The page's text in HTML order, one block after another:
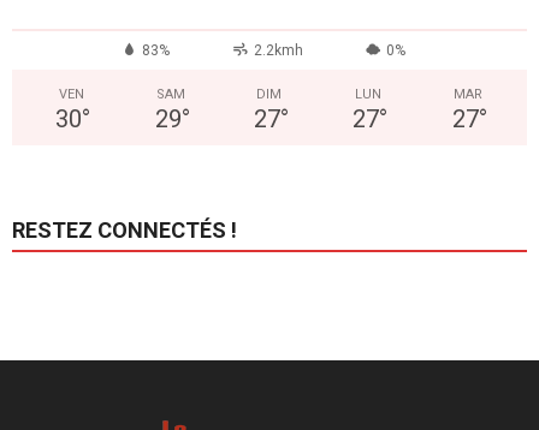
83% 2.2kmh 0%
VEN
30°
SAM
29°
DIM
27°
LUN
27°
MAR
27°
RESTEZ CONNECTÉS !